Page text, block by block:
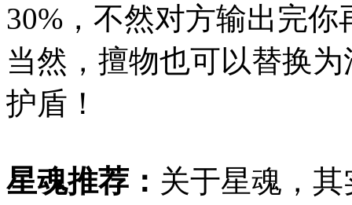
30%，不然对方输出完
当然，擅物也可以替换
护盾！
星魂推荐： 关于星魂，